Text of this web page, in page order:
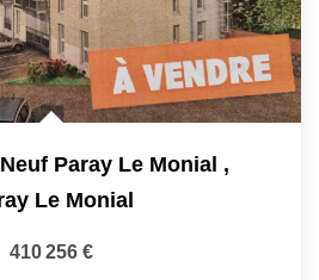
Paray Le Monial ,
Le Monial
410 256 €